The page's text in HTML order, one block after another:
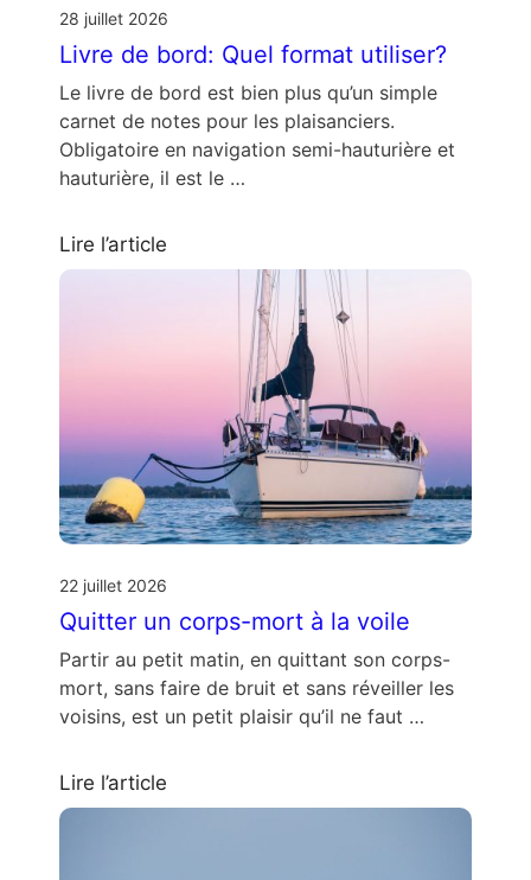
28 juillet 2026
Livre de bord: Quel format utiliser?
Le livre de bord est bien plus qu’un simple
carnet de notes pour les plaisanciers.
Obligatoire en navigation semi-hauturière et
hauturière, il est le …
Lire l’article
22 juillet 2026
Quitter un corps-mort à la voile
Partir au petit matin, en quittant son corps-
mort, sans faire de bruit et sans réveiller les
voisins, est un petit plaisir qu’il ne faut …
Lire l’article